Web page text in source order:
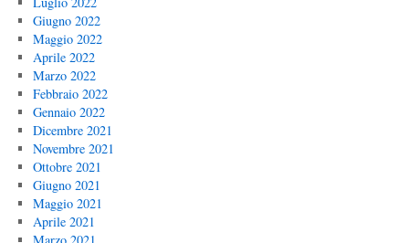
Giugno 2022
Maggio 2022
Aprile 2022
Marzo 2022
Febbraio 2022
Gennaio 2022
Dicembre 2021
Novembre 2021
Ottobre 2021
Giugno 2021
Maggio 2021
Aprile 2021